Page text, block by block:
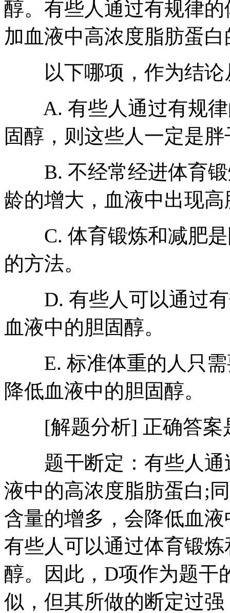
醇。有些人通过有规律
加血液中高浓度脂肪蛋
以下哪项，作为结论
A. 有些人通过有规律
固醇，则这些人一定是胖
B. 不经常经进体育锻
龄的增大，血液中出现
C. 体育锻炼和减肥是
的方法。
D. 有些人可以通过有
血液中的胆固醇。
E. 标准体重的人只需
降低血液中的胆固醇。
[解题分析] 正确答案
题干断定：有些人通
液中的高浓度脂肪蛋白;
含量的增多，会降低血
有些人可以通过体育锻
醇。因此，D项作为题干
似，但其所做的断定过